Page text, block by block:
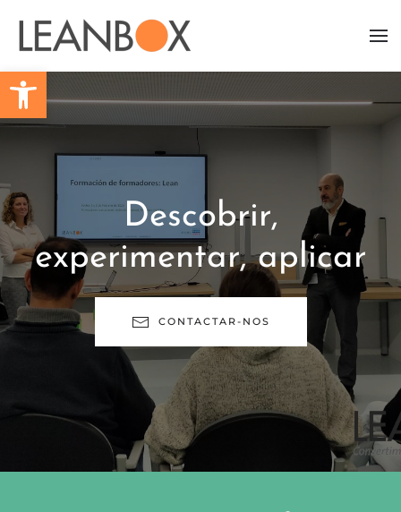
Barra de Ferramentas Aberta
Skip to main content
Descobrir,
experimentar, aplicar
CONTACTAR-NOS